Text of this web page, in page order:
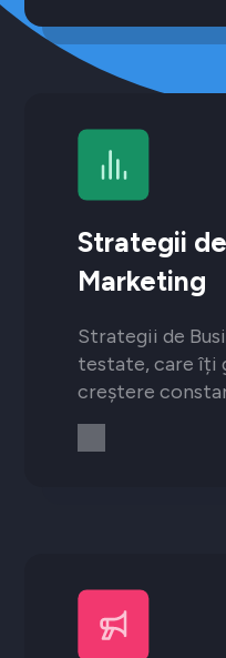
Strategii
Marketing
Strategii de
testate, care îți
creștere